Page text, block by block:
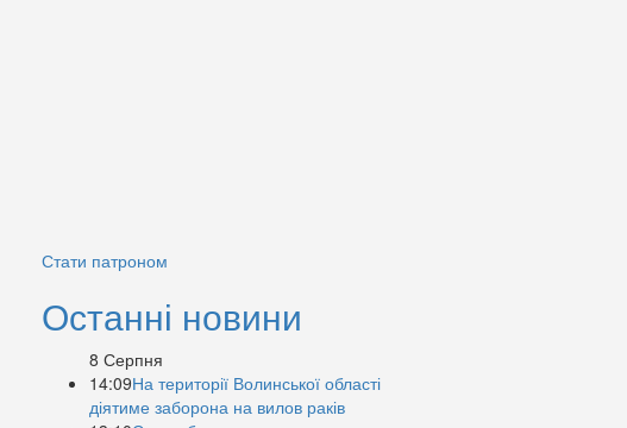
Стати патроном
Останні новини
8 Серпня
14:09На території Волинської області
діятиме заборона на вилов раків